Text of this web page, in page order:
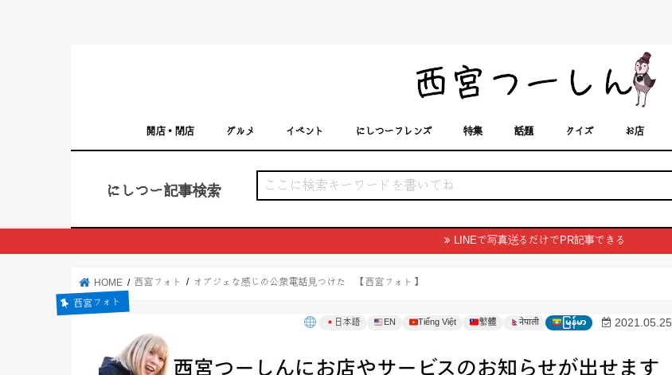
開店・閉店
グルメ
イベント
にしつーフレンズ
特集
話題
クイズ お店
にしつー記事検索
LINEで写真送るだけでPR記事できる
HOME 西宮フォト オブジェな感じの公衆電話見つけた 【西宮フォト】
西宮フォト
日本語 EN Tiếng Việt 繁體 नेपाली မြန်မာ 2021.05.25